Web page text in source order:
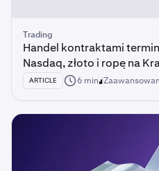
Trading
Handel kontraktami
Nasdaq, złoto i ropę na
ARTICLE 6 min